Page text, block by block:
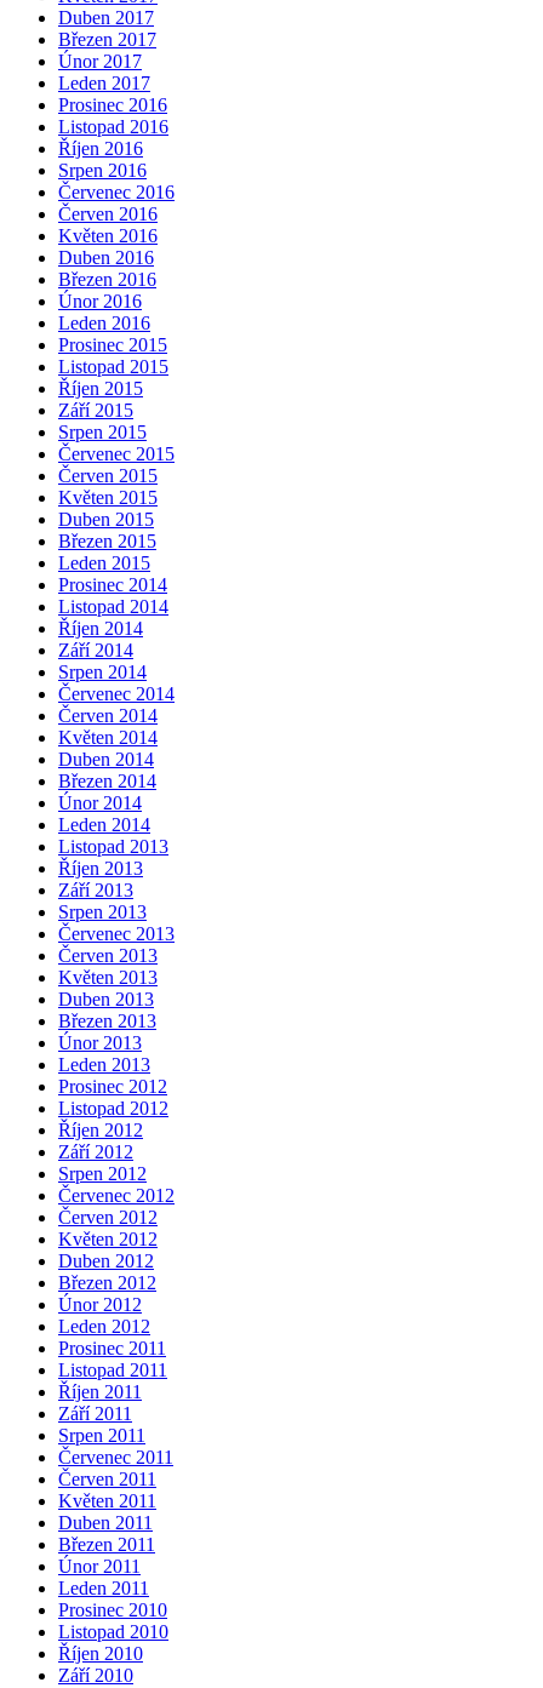
Duben 2017
Březen 2017
Únor 2017
Leden 2017
Prosinec 2016
Listopad 2016
Říjen 2016
Srpen 2016
Červenec 2016
Červen 2016
Květen 2016
Duben 2016
Březen 2016
Únor 2016
Leden 2016
Prosinec 2015
Listopad 2015
Říjen 2015
Září 2015
Srpen 2015
Červenec 2015
Červen 2015
Květen 2015
Duben 2015
Březen 2015
Leden 2015
Prosinec 2014
Listopad 2014
Říjen 2014
Září 2014
Srpen 2014
Červenec 2014
Červen 2014
Květen 2014
Duben 2014
Březen 2014
Únor 2014
Leden 2014
Listopad 2013
Říjen 2013
Září 2013
Srpen 2013
Červenec 2013
Červen 2013
Květen 2013
Duben 2013
Březen 2013
Únor 2013
Leden 2013
Prosinec 2012
Listopad 2012
Říjen 2012
Září 2012
Srpen 2012
Červenec 2012
Červen 2012
Květen 2012
Duben 2012
Březen 2012
Únor 2012
Leden 2012
Prosinec 2011
Listopad 2011
Říjen 2011
Září 2011
Srpen 2011
Červenec 2011
Červen 2011
Květen 2011
Duben 2011
Březen 2011
Únor 2011
Leden 2011
Prosinec 2010
Listopad 2010
Říjen 2010
Září 2010